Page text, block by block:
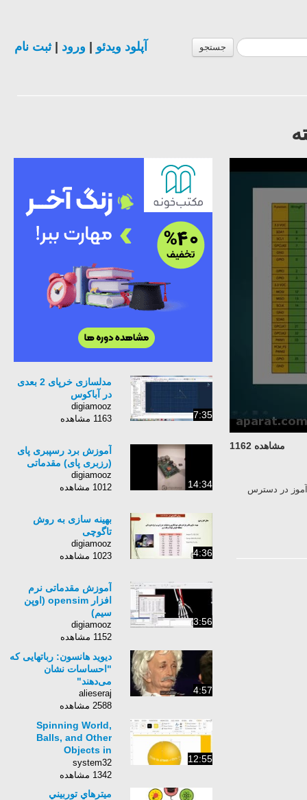
جستجو آپلود ویدئو ورود |ثبت نام
مشاهده 1162
در دسترس
7:35
مدلسازی خرپای 2 بعدی
در آباکوس
digiamooz
1163 مشاهده
14:34
آموزش برد رسپبری پای
(رزبری پای) مقدماتی
digiamooz
1012 مشاهده
4:36
بهینه سازی به روش
تاگوچی
digiamooz
1023 مشاهده
3:56
آموزش مقدماتی نرم
افزار opensim (اوپن
سیم)
digiamooz
1152 مشاهده
4:57
دیوید هانسون: رباتهایی که
"احساسات نشان
می‌دهند"
alieseraj
2588 مشاهده
12:55
Spinning World,
Balls, and Other
Objects in
PowerPoint:
Advanced Animation
Tutorial
system32
1342 مشاهده
میترهاي توربيني